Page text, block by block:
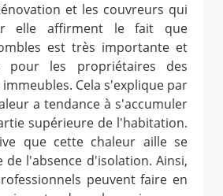
et les couvreurs qui
elle affirment le fait que
est très importante et
pour les propriétaires des
Cela s'explique par
a tendance à s'accumuler
supérieure de l'habitation.
que cette chaleur aille se
de l'absence d'isolation. Ainsi,
peuvent faire en